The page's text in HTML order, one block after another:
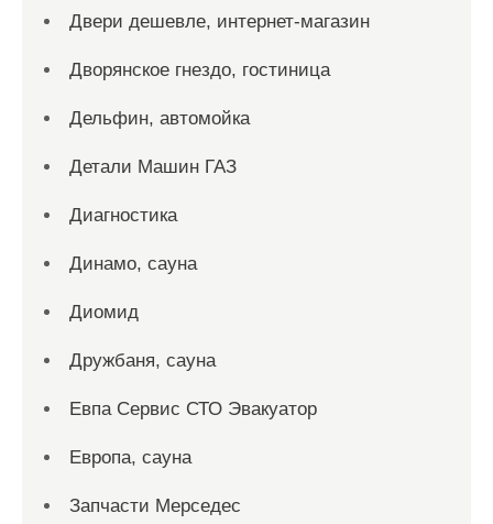
Двери дешевле, интернет-магазин
Дворянское гнездо, гостиница
Дельфин, автомойка
Детали Машин ГАЗ
Диагностика
Динамо, сауна
Диомид
Дружбаня, сауна
Евпа Сервис СТО Эвакуатор
Европа, сауна
Запчасти Мерседес